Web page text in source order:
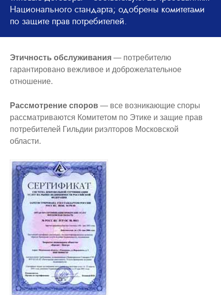
Национального стандарта; одобрены комитетами
по защите прав потребителей.
Этичность обслуживания — потребителю
гарантировано вежливое и доброжелательное
отношение.
Рассмотрение споров — все возникающие споры
рассматриваются Комитетом по Этике и защие прав
потребителей Гильдии риэлторов Московской
области.